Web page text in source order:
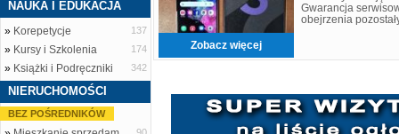
NAUKA I EDUKACJA
» Korepetycje 137
» Kursy i Szkolenia 174
» Książki i Podręczniki 342
NIERUCHOMOŚCI
BEZ POŚREDNIKÓW
Zobacz więcej
Gwarancja
obejrzenia